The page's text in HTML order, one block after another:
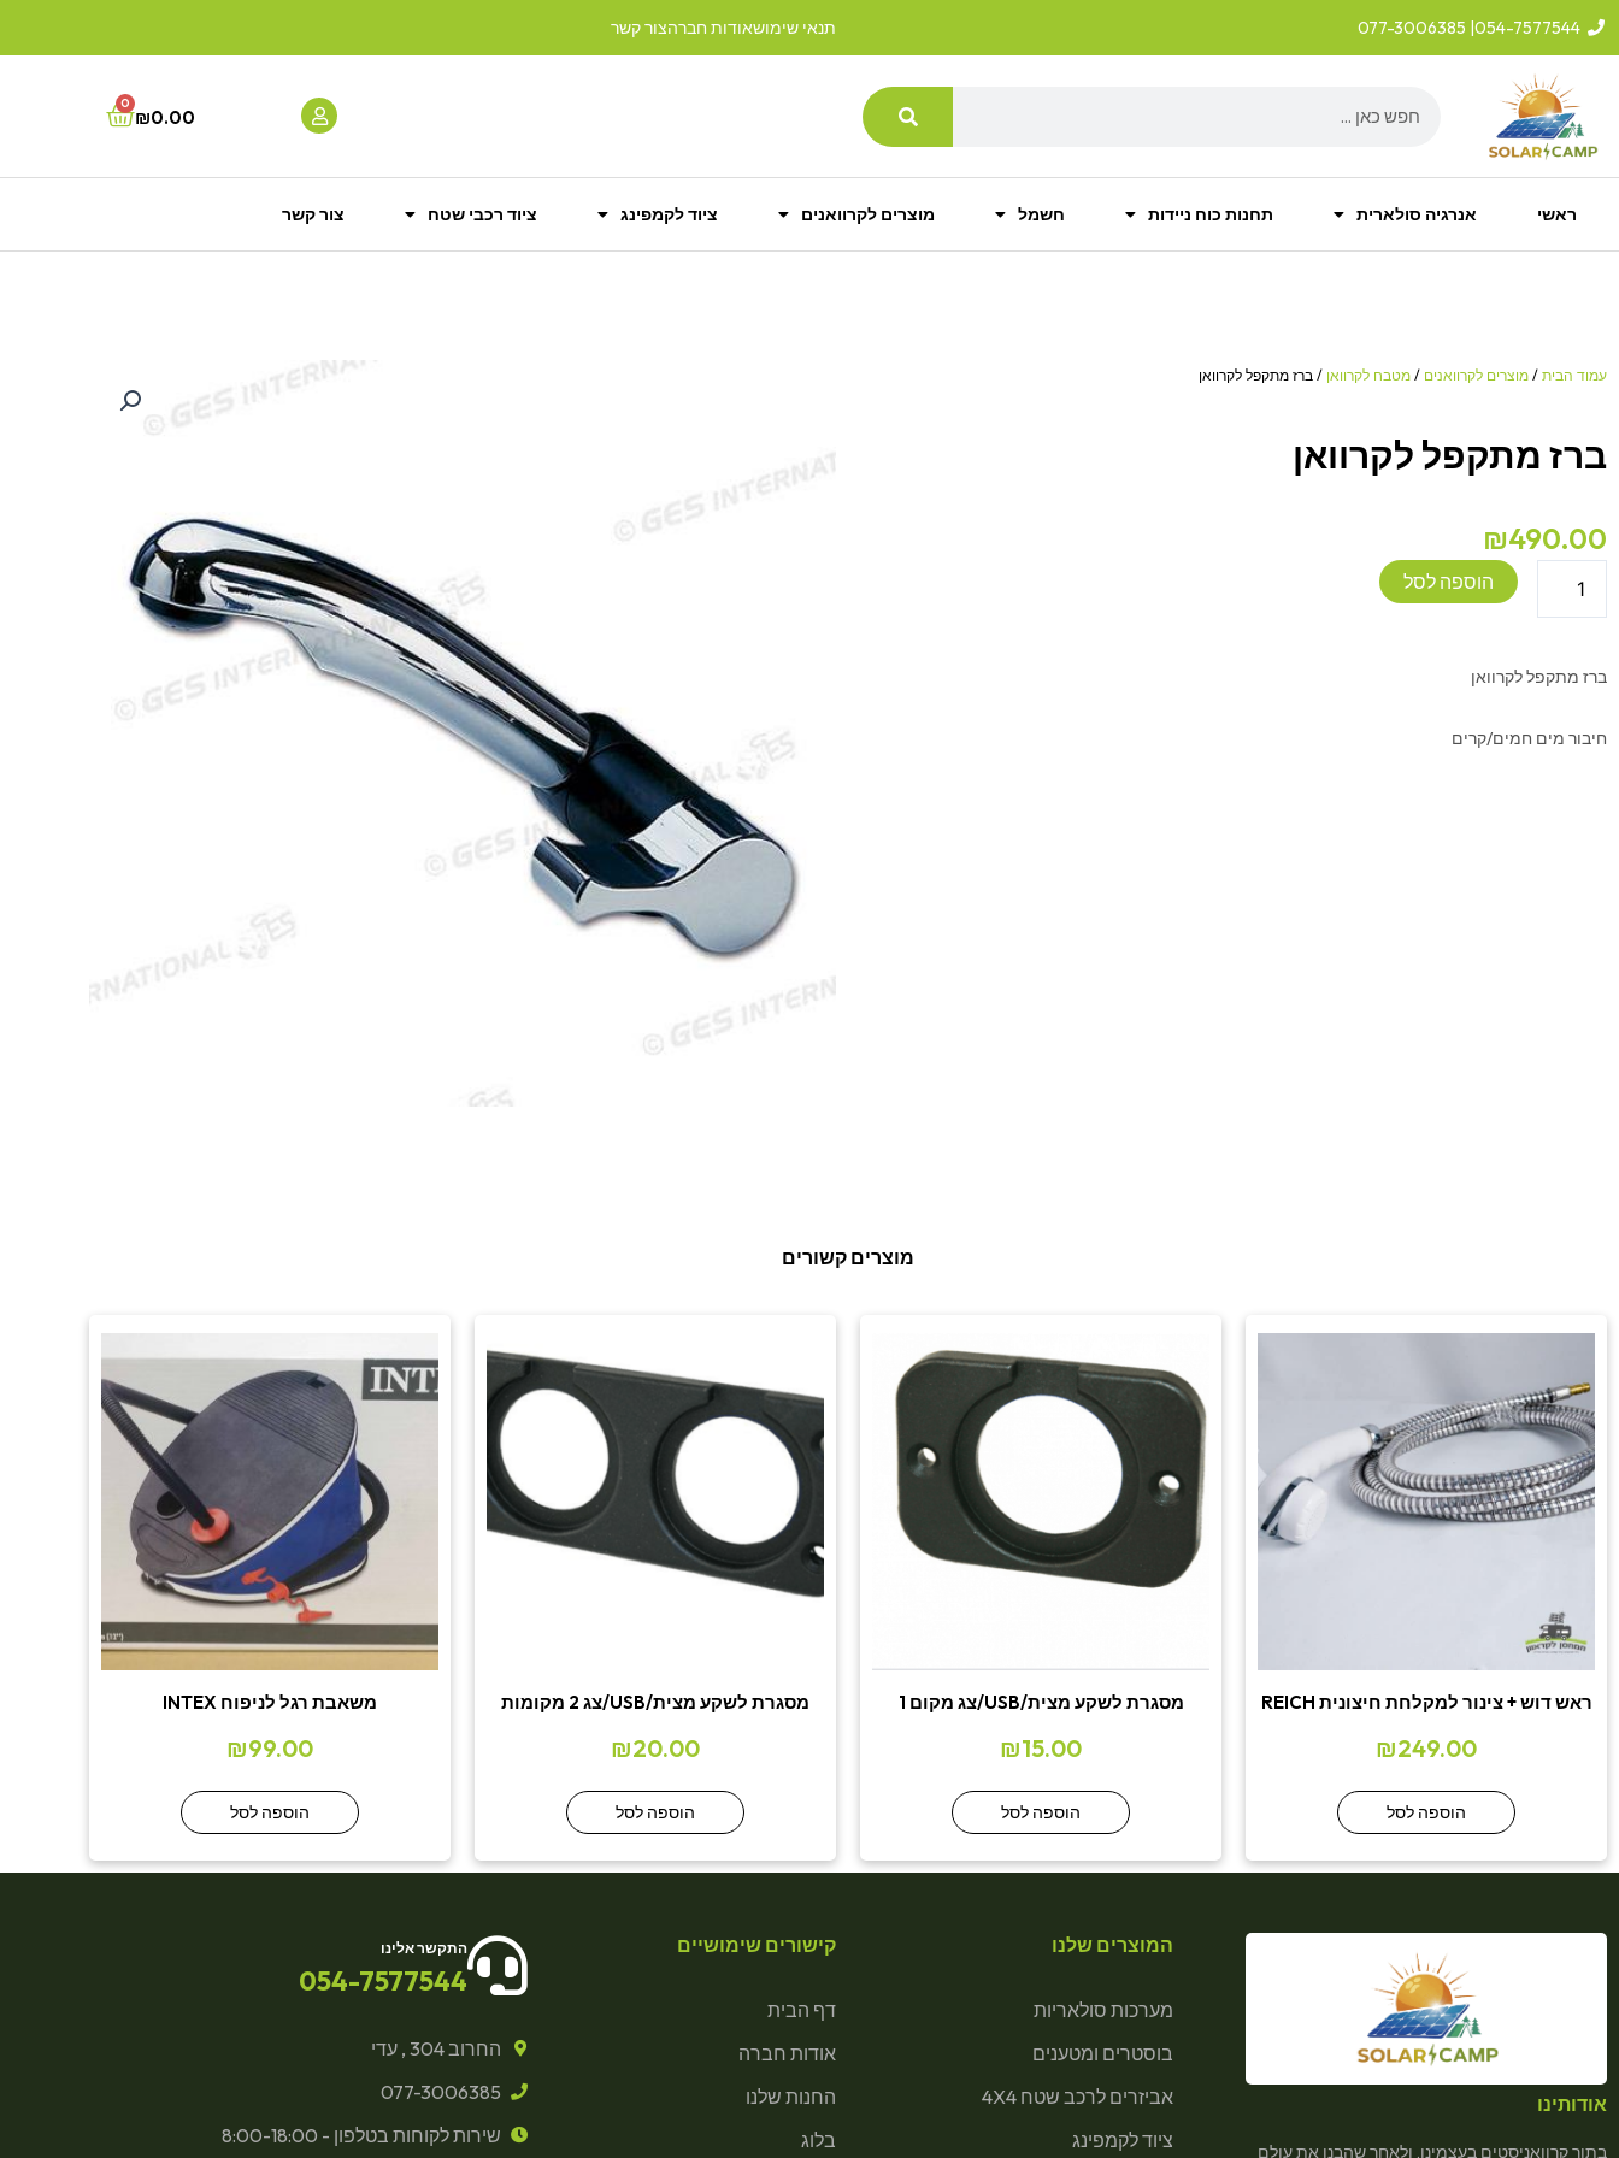
דילוג
054-7577544
| 077-3006385 תנאי שימושאודות חברהצור קשר
₪0.00
0
Cart
ראשי אנרגיה סולארית תחנות כוח ניידות חשמל מוצרים לקרוואנים ציוד לקמפינג ציוד רכבי שטח צור קשר
עמוד הבית / מוצרים לקרוואנים / מטבח לקרוואן / ברז מתקפל לקרוואן
ברז מתקפל לקרוואן
₪490.00
מתקפל
הוספה לסל
ברז מתקפל לקרוואן
חיבור מים חמים/קרים
מוצרים קשורים
ראש דוש + צינור למקלחת חיצונית REICH
₪249.00
הוספה לסל
מסגרת לשקע מצית/USB/צג מקום 1
₪15.00
הוספה לסל
מסגרת לשקע מצית/USB/צג 2 מקומות
₪20.00
הוספה לסל
משאבת רגל לניפוח INTEX
₪99.00
הוספה לסל
אודותינו
בתור קרוואניסטים בעצמינו, ולאחר שהבנו את עולם
המוצרים שלנו
מערכות סולאריות
בוסטרים ומטענים
אביזרים לרכב שטח 4X4
ציוד לקמפינג
קישורים שימושיים
דף הבית
אודות חברה
החנות שלנו
בלוג
התקשר אלינו
054-7577544
החרוב 304 , עדי
077-3006385
שירות לקוחות בטלפון - 8:00-18:00